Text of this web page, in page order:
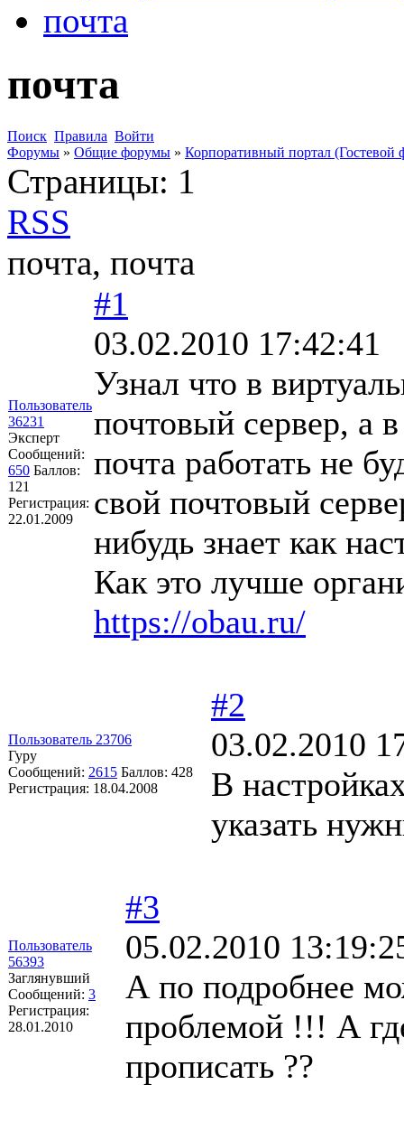
почта
почта
Поиск Правила Войти
Форумы » Общие форумы » Корпоративный портал (Гостевой
Страницы: 1
RSS
почта, почта
Пользователь
36231
Эксперт
Сообщений:
650 Баллов:
121
Регистрация:
22.01.2009
#1
03.02.2010 17:42:41
Узнал что в
почтовый сервер, а
почта работать не
свой почтовый
нибудь знает как
Как это лучше
https://obau.ru/
Пользователь 23706
Гуру
Сообщений: 2615 Баллов: 428
Регистрация: 18.04.2008
#2
03.02.2010
В
указать
Пользователь
56393
Заглянувший
Сообщений: 3
Регистрация:
28.01.2010
#3
05.02.2010
А по подробнее
проблемой !!! А
прописать ??